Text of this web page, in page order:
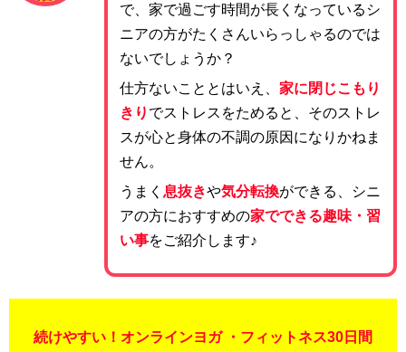
で、家で過ごす時間が長くなっているシ
ニアの方がたくさんいらっしゃるのでは
ないでしょうか？
仕方ないこととはいえ、 家に閉じこもり
きり でストレスをためると、そのストレ
スが心と身体の不調の原因になりかねま
せん。
うまく 息抜きや気分転換ができる、シニ
アの方におすすめの家でできる趣味・習
い事をご紹介します♪
続けやすい！オンラインヨガ ・フィットネス30日間